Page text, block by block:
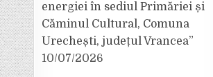
energiei în sediul Primăriei și
Căminul Cultural, Comuna
Urechești, județul Vrancea”
10/07/2026